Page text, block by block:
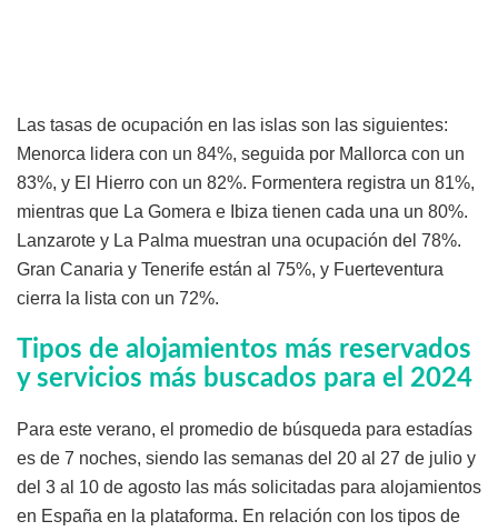
Las tasas de ocupación en las islas son las siguientes:
Menorca lidera con un 84%, seguida por Mallorca con un
83%, y El Hierro con un 82%. Formentera registra un 81%,
mientras que La Gomera e Ibiza tienen cada una un 80%.
Lanzarote y La Palma muestran una ocupación del 78%.
Gran Canaria y Tenerife están al 75%, y Fuerteventura
cierra la lista con un 72%.
Tipos de alojamientos más reservados
y servicios más buscados para el 2024
Para este verano, el promedio de búsqueda para estadías
es de 7 noches, siendo las semanas del 20 al 27 de julio y
del 3 al 10 de agosto las más solicitadas para alojamientos
en España en la plataforma. En relación con los tipos de